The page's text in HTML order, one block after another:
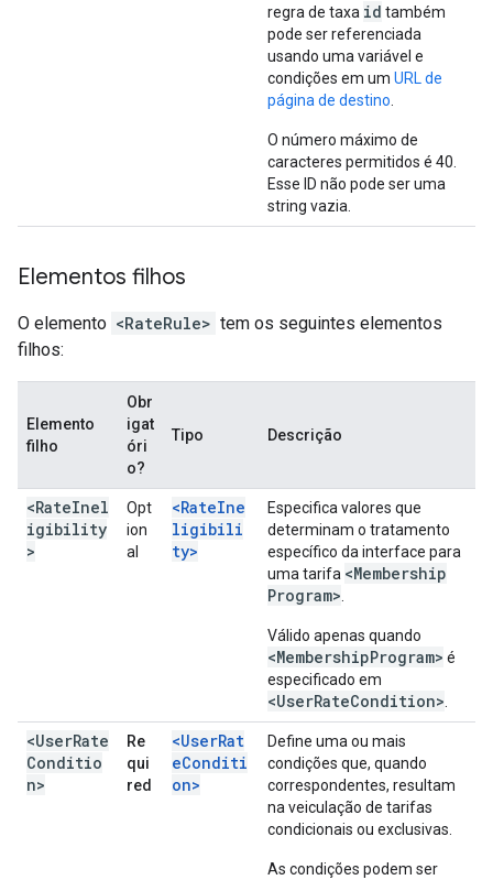
regra de taxa id também
pode ser referenciada
usando uma variável e
condições em um URL de
página de destino
O número máximo de
caracteres permitidos é 40.
Esse ID não pode ser uma
string vazia.
Elementos filhos
O elemento <RateRule> tem os seguintes elementos
filhos:
Elemento
filho
Obr
igat
óri
o?
Tipo Descrição
<RateInel
igibility
>
Opt
ion
al
<RateIne
ligibili
ty>
Especifica valores que
determinam o tratamento
específico da interface para
uma tarifa <Membership
Program>
Válido apenas quando
<MembershipProgram> é
especificado em
<UserRateCondition>
<UserRate
Conditio
n>
Re
qui
red
<UserRat
eConditi
on>
Define uma ou mais
condições que, quando
correspondentes, resultam
na veiculação de tarifas
condicionais ou exclusivas.
As condições podem ser